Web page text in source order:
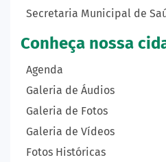
Secretaria Municipal de
Conheça nossa
Agenda
Galeria de Áudios
Galeria de Fotos
Galeria de Vídeos
Fotos Históricas